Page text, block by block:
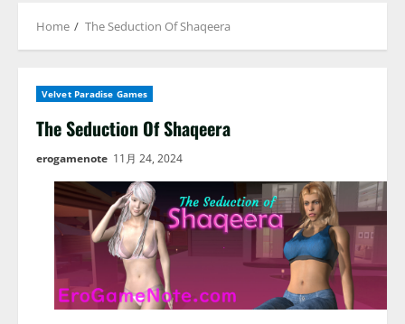
Home The Seduction Of Shaqeera
Velvet Paradise Games
The Seduction Of Shaqeera
erogamenote 11月 24, 2024